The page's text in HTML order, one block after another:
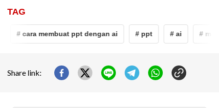
TAG
# cara membuat ppt dengan ai # ppt # ai #
Share link: